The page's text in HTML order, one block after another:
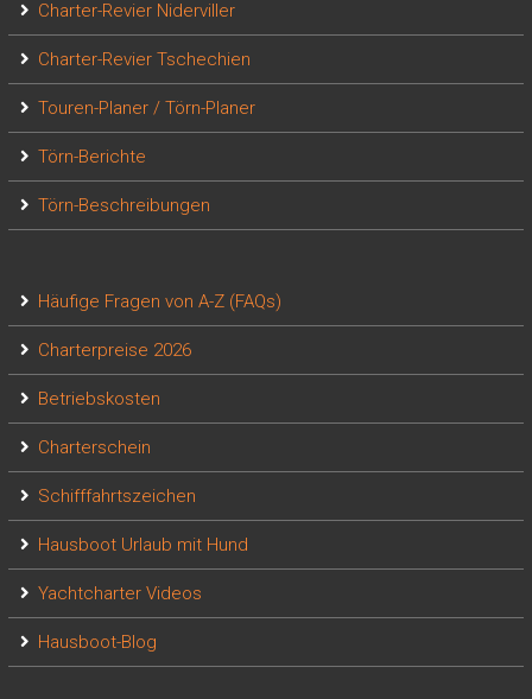
Charter-Revier Niderviller
Charter-Revier Tschechien
Touren-Planer / Törn-Planer
Törn-Berichte
Törn-Beschreibungen
Häufige Fragen von A-Z (FAQs)
Charterpreise 2026
Betriebskosten
Charterschein
Schifffahrtszeichen
Hausboot Urlaub mit Hund
Yachtcharter Videos
Hausboot-Blog